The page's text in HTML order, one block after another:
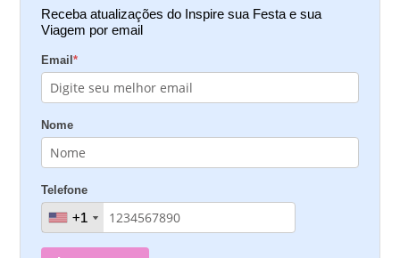
Receba atualizações do Inspire sua Festa e sua
Viagem por email
Email*
Nome
Telefone
+1
+1